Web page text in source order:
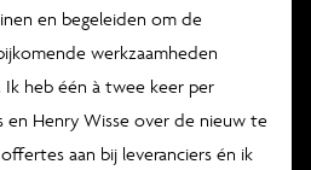
en begeleiden om de
werkzaamheden
heb één à twee keer per
en Henry Wisse over de nieuw te
aan bij leveranciers én ik